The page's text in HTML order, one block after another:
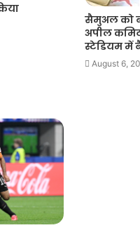
सैमुअल को
अपील
स्टेडियम में
August 6,